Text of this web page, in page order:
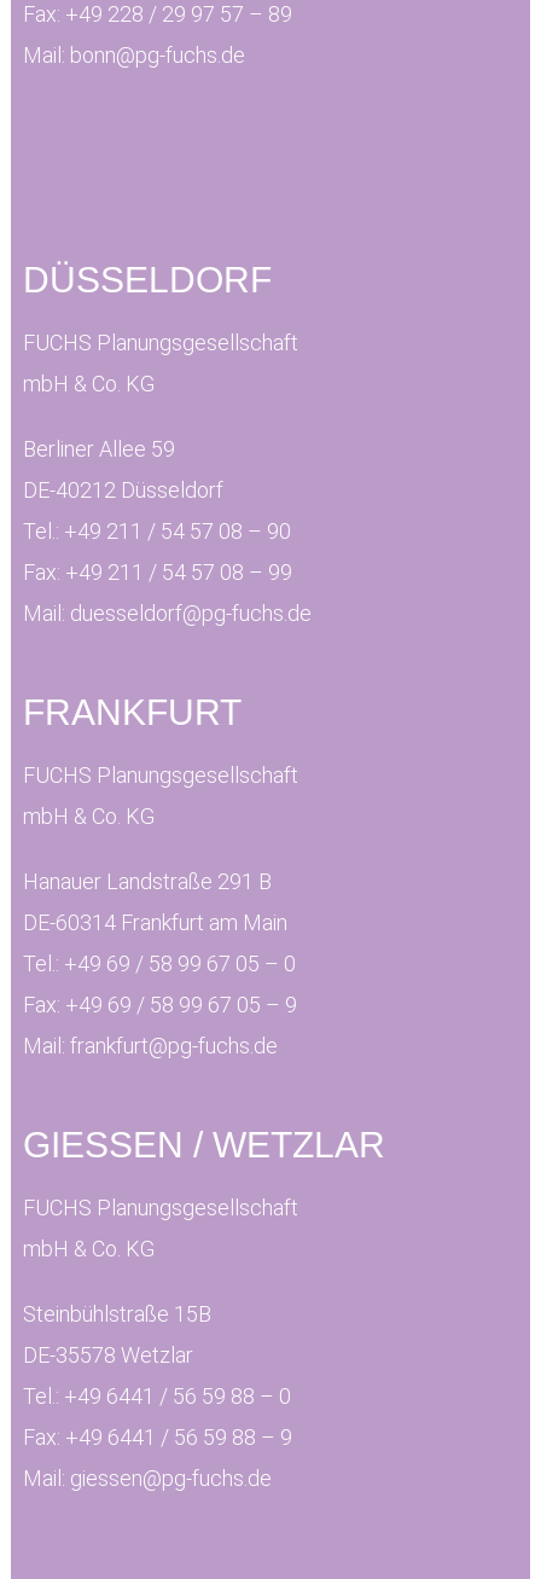
Fax: +49 228 / 29 97 57 – 89
Mail: bonn@pg-fuchs.de
DÜSSELDORF
FUCHS Planungsgesellschaft
mbH & Co. KG
Berliner Allee 59
DE-40212 Düsseldorf
Tel.: +49 211 / 54 57 08 – 90
Fax: +49 211 / 54 57 08 – 99
Mail: duesseldorf@pg-fuchs.de
FRANKFURT
FUCHS Planungsgesellschaft
mbH & Co. KG
Hanauer Landstraße 291 B
DE-60314 Frankfurt am Main
Tel.: +49 69 / 58 99 67 05 – 0
Fax: +49 69 / 58 99 67 05 – 9
Mail: frankfurt@pg-fuchs.de
GIESSEN / WETZLAR
FUCHS Planungsgesellschaft
mbH & Co. KG
Steinbühlstraße 15B
DE-35578 Wetzlar
Tel.: +49 6441 / 56 59 88 – 0
Fax: +49 6441 / 56 59 88 – 9
Mail: giessen@pg-fuchs.de